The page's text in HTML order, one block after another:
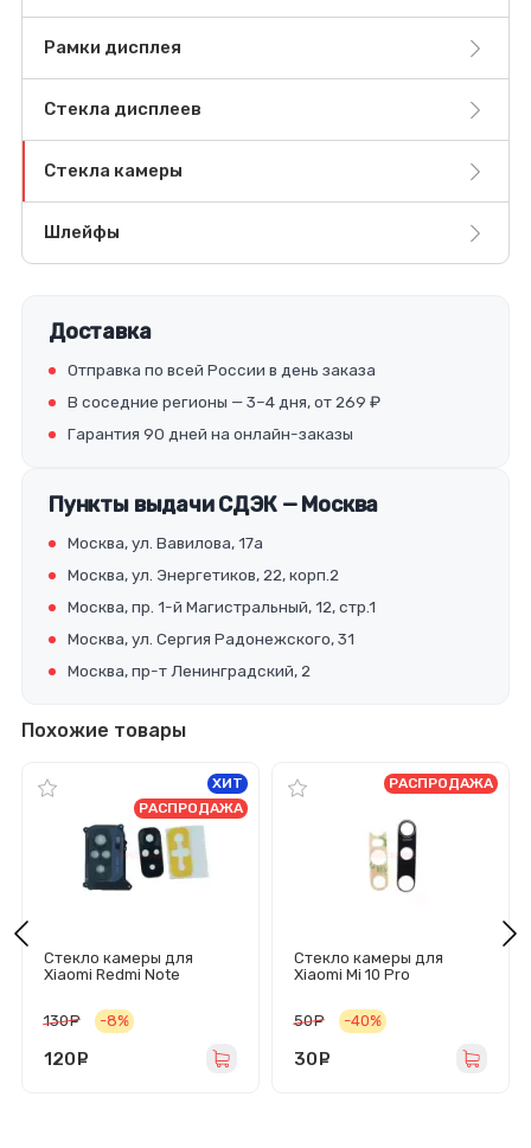
Рамки дисплея
Стекла дисплеев
Стекла камеры
Шлейфы
Доставка
Отправка по всей России в день заказа
В соседние регионы — 3–4 дня, от 269 ₽
Гарантия 90 дней на онлайн-заказы
Пункты выдачи СДЭК — Москва
Москва, ул. Вавилова, 17а
Москва, ул. Энергетиков, 22, корп.2
Москва, пр. 1-й Магистральный, 12, стр.1
Москва, ул. Сергия Радонежского, 31
Москва, пр-т Ленинградский, 2
Похожие товары
Стекло камеры для
Xiaomi Redmi Note
с рамкой (черное)
ХИТ
РАСПРОДАЖА
130 руб.
-8%
120
Стекло камеры для
Xiaomi Mi 10 Pro
РАСПРОДАЖА
50 руб.
-40%
30